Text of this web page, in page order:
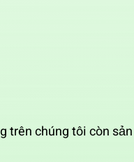
trên chúng tôi còn